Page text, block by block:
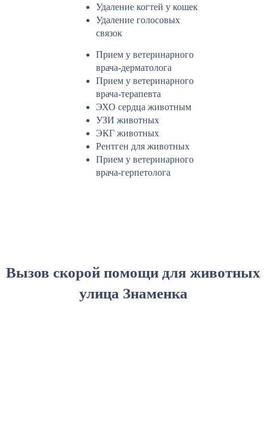
Удаление когтей у кошек
Удаление голосовых
связок
Прием у ветеринарного
врача-дерматолога
Прием у ветеринарного
врача-терапевта
ЭХО сердца животным
УЗИ животных
ЭКГ животных
Рентген для животных
Прием у ветеринарного
врача-герпетолога
Вызов скорой помощи для животных
улица Знаменка